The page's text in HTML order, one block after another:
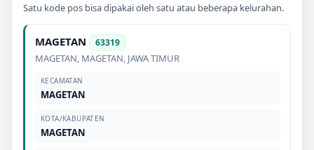
Satu kode pos bisa dipakai oleh satu atau beberapa kelurahan.
MAGETAN 63319
MAGETAN, MAGETAN, JAWA TIMUR
KECAMATAN
MAGETAN
KOTA/KABUPATEN
MAGETAN